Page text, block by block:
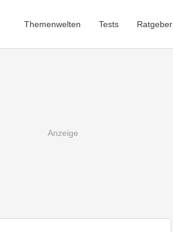
Themenwelten Tests Ratgeber